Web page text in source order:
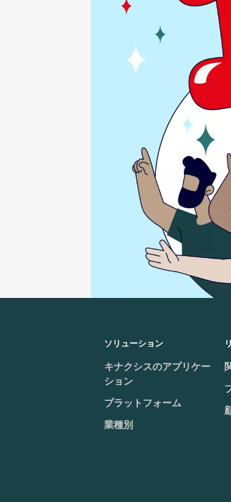
Footer menu
ソリューション
キナクシスのアプリケー
ション
プラットフォーム
業種別